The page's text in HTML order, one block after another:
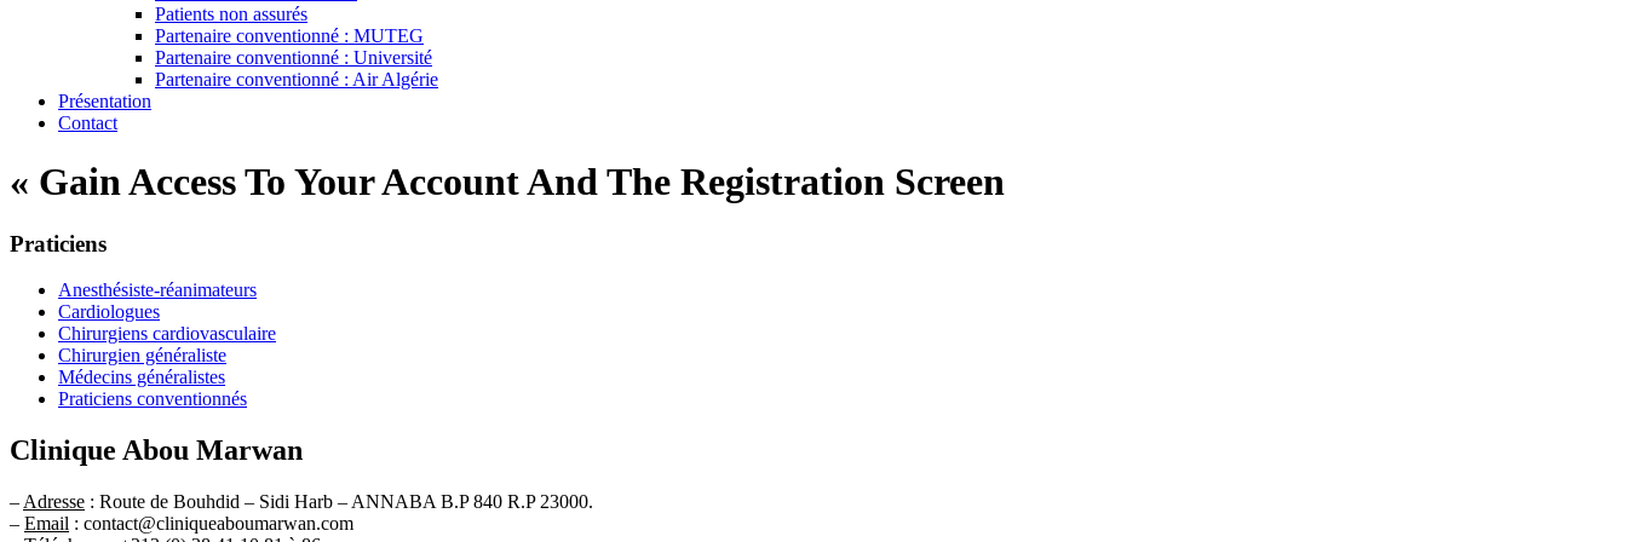
Patients non assurés
Partenaire conventionné : MUTEG
Partenaire conventionné : Université
Partenaire conventionné : Air Algérie
Présentation
Contact
« Gain Access To Your Account And The Registration Screen
Praticiens
Anesthésiste-réanimateurs
Cardiologues
Chirurgiens cardiovasculaire
Chirurgien généraliste
Médecins généralistes
Praticiens conventionnés
Clinique Abou Marwan
– Adresse : Route de Bouhdid – Sidi Harb – ANNABA B.P 840 R.P 23000.
– Email : contact@cliniqueaboumarwan.com